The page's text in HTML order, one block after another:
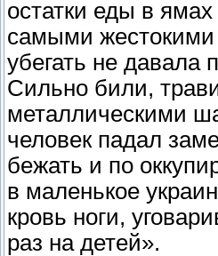
остатки еды в
самыми жестокими
убегать не давала
Сильно били,
металлическими
человек падал
бежать и по
в маленькое
кровь ноги,
раз на детей».